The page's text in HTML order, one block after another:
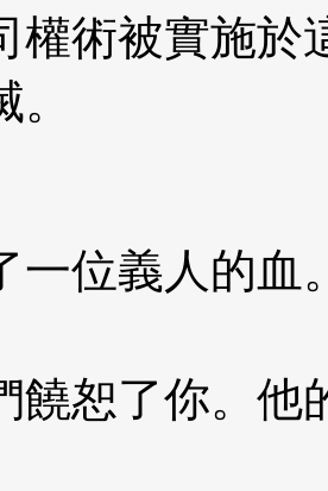
權術被實施於
一位義人的血
饒恕了你。他